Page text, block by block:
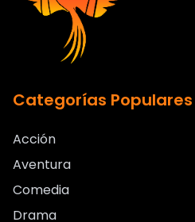
Categorías Populares
Acción
Aventura
Comedia
Drama